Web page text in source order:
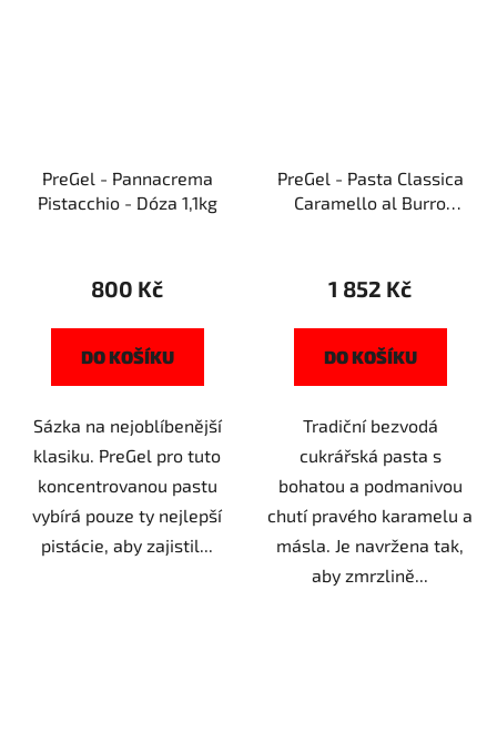
PreGel - Pannacrema
Pistacchio - Dóza 1,1kg
800 Kč
DO KOŠÍKU
Sázka na nejoblíbenější
klasiku. PreGel pro tuto
koncentrovanou pastu
vybírá pouze ty nejlepší
pistácie, aby zajistil...
PreGel - Pasta Classica
Caramello al Burro
1 852 Kč
DO KOŠÍKU
Tradiční bezvodá
cukrářská pasta s
bohatou a podmanivou
chutí pravého karamelu a
másla. Je navržena tak,
aby zmrzlině...